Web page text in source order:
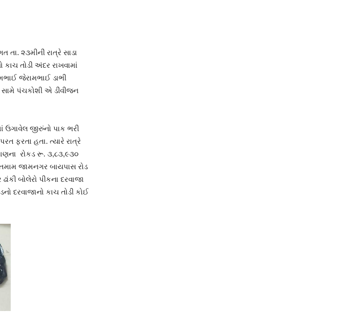
તા. ૨૩મીની રાત્રે સાડા
તોડી અંદર રાખવામાં
જેરામભાઈ ડાભી
સામે પંચકોશી એ ડીવીજન
ઉગાવેલ જીરુંનો પાક ભરી
ફરતા હતા. ત્યારે રાત્રે
રોકડ રૂ. ૩,૮૩,૯૩૦
તમામ જામનગર બાયપાસ રોડ
બોલેરો પીકના દરવાજા
દરવાજાનો કાચ તોડી કોઈ